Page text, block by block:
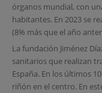
órganos mundial, con
habitantes. En 2023 se
(8% más que el año
La fundación Jiménez
sanitarios que realizan
España. En los últimos
riñón en el centro. En